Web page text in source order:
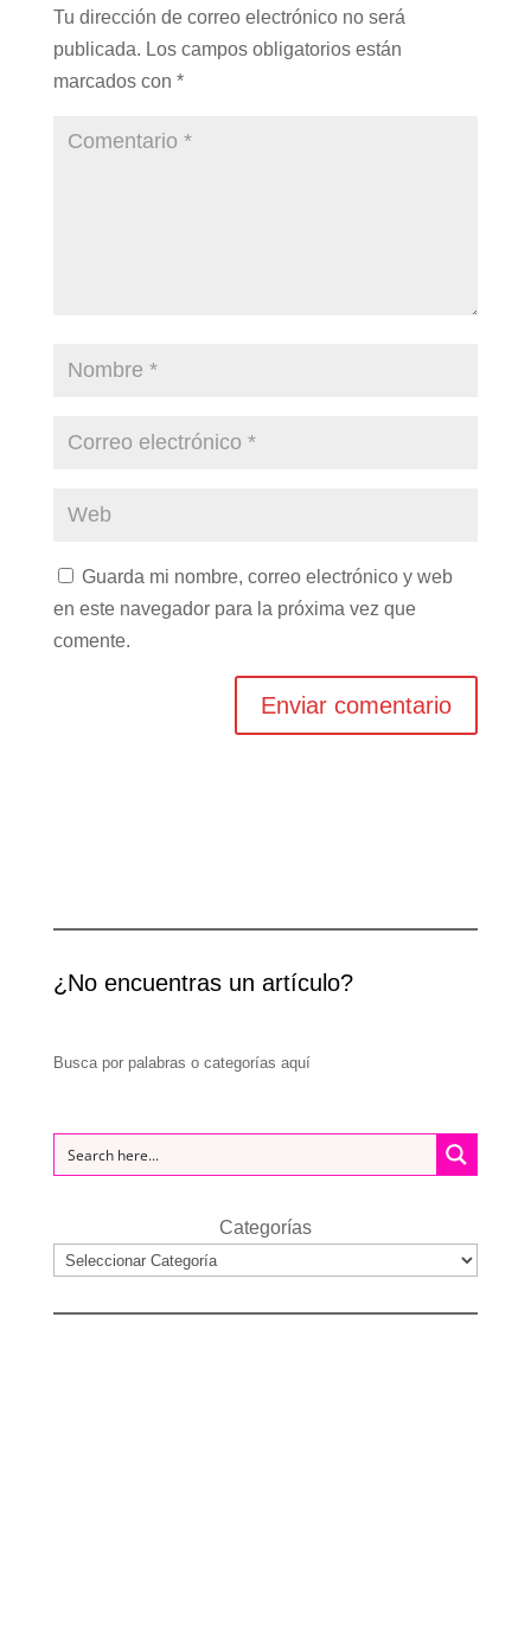
Tu dirección de correo electrónico no será
publicada. Los campos obligatorios están
marcados con *
Guarda mi nombre, correo electrónico y web
en este navegador para la próxima vez que
comente.
¿No encuentras un artículo?
Busca por palabras o categorías aquí
Categorías